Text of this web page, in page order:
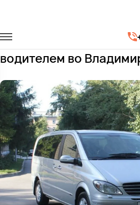
Заказать Mercedes-
водителем во